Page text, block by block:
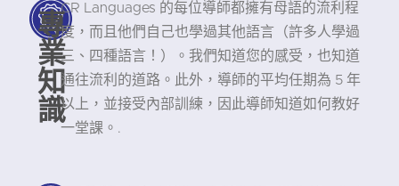
專
業
知
識
CR Languages 的每位導師都擁有母語的流利程
度，而且他們自己也學過其他語言（許多人學過
三、四種語言！）。我們知道您的感受，也知道
通往流利的道路。此外，導師的平均任期為 5 年
以上，並接受內部訓練，因此導師知道如何教好
一堂課。.